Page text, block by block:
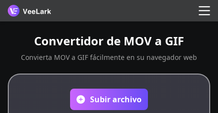
Convertidor de MOV a GIF
Convierta MOV a GIF fácilmente en su navegador web
Subir archivo